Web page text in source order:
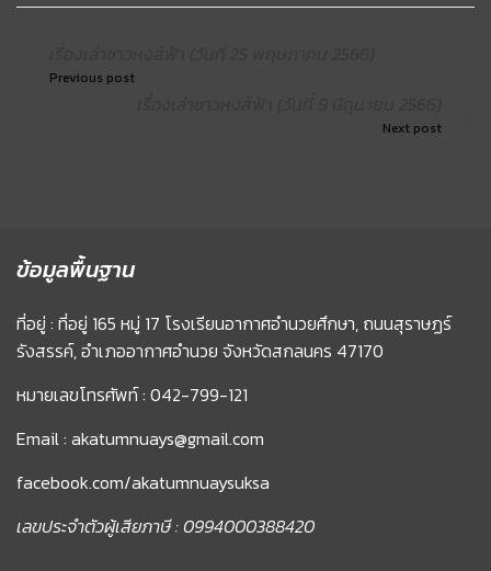
Previous post
Next post
ข้อมูลพื้นฐาน
ที่อยู่ : ที่อยู่ 165 หมู่ 17 โรงเรียนอากาศอำนวยศึกษา, ถนนสุราษฏร์
รังสรรค์, อำเภออากาศอำนวย จังหวัดสกลนคร 47170
หมายเลขโทรศัพท์ : 042-799-121
Email : akatumnuays@gmail.com
facebook.com/akatumnuaysuksa
เลขประจำตัวผู้เสียภาษี : 0994000388420